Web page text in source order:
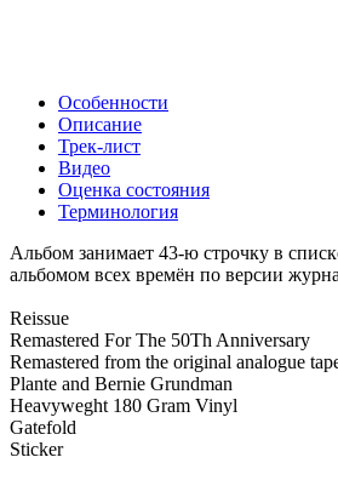
Особенности
Описание
Трек-лист
Видео
Оценка состояния
Терминология
Альбом занимает 43-ю строчку в
альбомом всех времён по версии
Reissue
Remastered For The 50Th Anniversary
Remastered from the original analogue
Plante and Bernie Grundman
Heavyweght 180 Gram Vinyl
Gatefold
Sticker